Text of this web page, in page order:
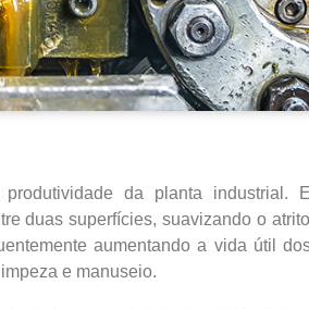
da planta industrial.
duas superfícies, suavizando o
aumentando a vida útil
e manuseio.